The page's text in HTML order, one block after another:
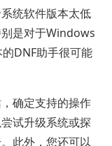
统软件版本太低
是对于Windows
DNF助手很可能
确定支持的操作
试升级系统或探
此外，您还可以